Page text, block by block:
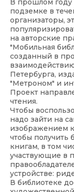
В прошлом году
подземке в
организаторы,
на авторские
"Мобильная
созданный в
Петербурга,
"Метроном" и
Проект
чтения.
Чтобы
надо зайти на
изображением
чтобы получить
книгам, в том
участвующие в
устройстве:
В библиотеке